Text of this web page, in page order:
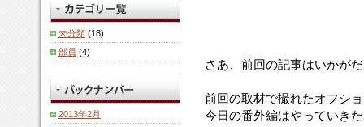
さあ、前回の記事はいかが
前回の取材で撮れたオフシ
今日の番外編はやっていき
未分類 (18)
部員 (4)
2013年2月